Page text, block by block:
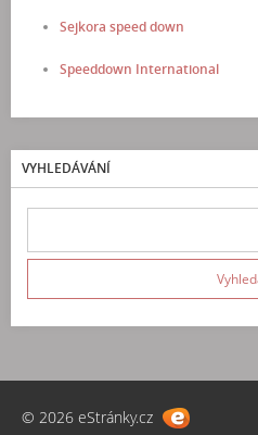
Sejkora speed down
Speeddown International
VYHLEDÁVÁNÍ
© 2026 eStránky.cz